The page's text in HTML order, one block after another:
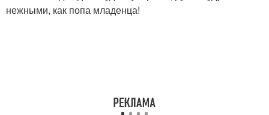
нежными, как попа младенца!